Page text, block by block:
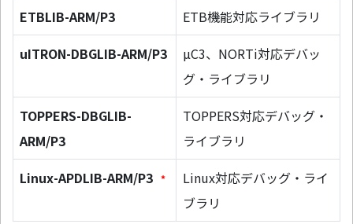
ETBLIB-ARM/P3
ETB機能対応ライブラリ
uITRON-DBGLIB-ARM/P3
µC3、NORTi対応デバッ
グ・ライブラリ
TOPPERS-DBGLIB-
ARM/P3
TOPPERS対応デバッグ・
ライブラリ
Linux-APDLIB-ARM/P3 *
Linux対応デバッグ・ライ
ブラリ